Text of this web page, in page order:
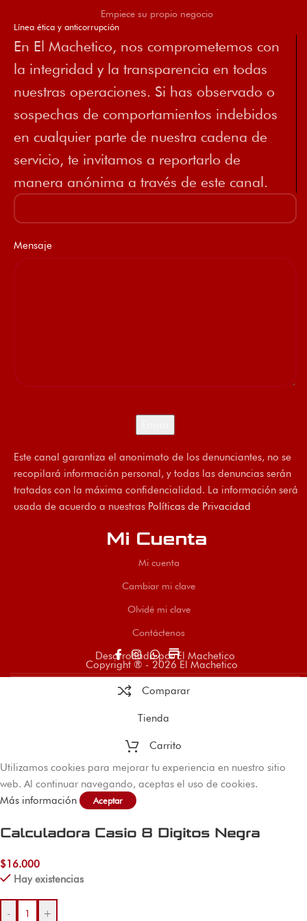
Empiece su propio negocio
Línea ética y anticorrupción
En El Machetico, nos comprometemos con
la integridad y la transparencia en todas
nuestras operaciones. Si has observado o
sospechas de comportamientos indebidos
en cualquier parte de nuestra cadena de
servicio, te invitamos a reportarlo de
manera anónima a través de este canal.
Mensaje
Este canal garantiza el anonimato de los denunciantes, no se
recopilará información personal, y todas las denuncias serán
tratadas con la máxima confidencialidad. La información será
usada de acuerdo a nuestras Políticas de Privacidad
Mi Cuenta
Mi cuenta
Cambiar mi clave
Olvidé mi clave
Contáctenos
store
Desarrollado por El Machetico
Copyright ® - 2026 El Machetico
Comparar
Tienda
Carrito
Utilizamos cookies para mejorar tu experiencia en nuestro sitio
web. Al continuar navegando, aceptas el uso de cookies.
Más información
Aceptar
Calculadora Casio 8 Digitos Negra
$16.000
Hay existencias
- +